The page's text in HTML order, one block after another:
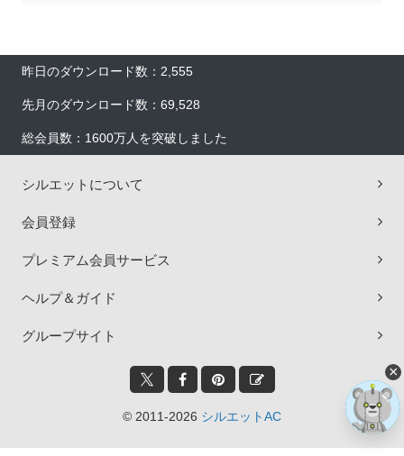
昨日のダウンロード数：2,555
先月のダウンロード数：69,528
総会員数：1600万人を突破しました
シルエットについて
会員登録
プレミアム会員サービス
ヘルプ＆ガイド
グループサイト
© 2011-2026 シルエットAC
×